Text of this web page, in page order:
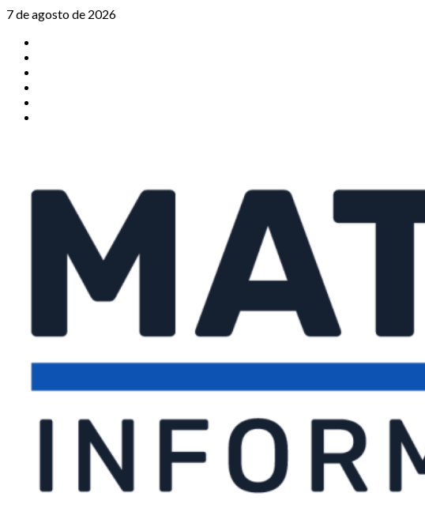
Saltar
contenido
7 de agosto de 2026